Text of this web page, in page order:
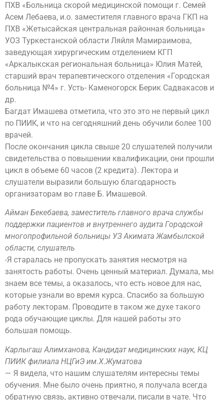
ПХВ «Больница скорой медицинской помощи г. Семей
Асем Лебаева, и.о. заместителя главного врача ГКП на
ПХВ «Жетысайская центральная районная больница»
УОЗ Туркестанской области Ляйля Мамираимова,
заведующая хирургическим отделением КГП
«Аркалыкская региональная больница» Юлия Матей,
старший врач терапевтического отделения «Городская
больница №4» г. Усть- Каменогорск Берик Садвакасов и
др.
Багдат Имашева отметила, что это это не первый цикл
по ПИИК, и что на сегодняшний день обучили более 100
врачей.
После окончания цикла свыше 20 слушателей получили
свидетельства о повышении квалификации, они прошли
цикл в объеме 60 часов (2 кредита). Лектора и
слушатели выразили большую благодарность
организаторам во главе Б. Имашевой.
Айман Бекебаева, заместитель главного врача службы
поддержки пациентов и внутреннего аудита Городской
многопрофильной больницы УЗ Акимата Жамбылской
области, слушатель
-Я старалась не пропускать занятия несмотря на
занятость работы. Очень ценный материал. Думала, мы
знаем все темы, а оказалось, что есть новое для нас,
которые узнали во время курса. Спасибо за большую
работу лекторам. Проводите в таком же духе такого
рода обучающие циклы. Для нашей работы это
большая помощь.
Карлыгаш Алимханова, Кандидат медицинских наук, КЦ
ПИИК филиала НЦГиЭ им.Х.Жуматова
— Я видела, что нашим слушателям интересны темы
обучения. Мне было очень приятно, я получала всегда
обратную связь, активно отвечали, писали в чате. Что